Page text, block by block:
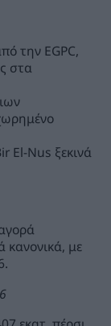
την EGPC,
στα
El-Nus ξεκινά
με